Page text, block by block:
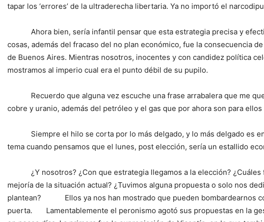
tapar los ‘errores’ de la ultraderecha libertaria. Ya no importó el
Ahora bien, sería infantil pensar que esta estrategia precisa y
cosas, además del fracaso del no plan económico, fue la consecuencia
de Buenos Aires. Mientras nosotros, inocentes y con candidez política
mostramos al imperio cual era el punto débil de su pupilo.
Recuerdo que alguna vez escuche una frase arrabalera que me
cobre y uranio, además del petróleo y el gas que por ahora son para
Siempre el hilo se corta por lo más delgado, y lo más delgado es en
tema cuando pensamos que el lunes, post elección, sería un estallido
¿Y nosotros? ¿Con que estrategia llegamos a la elección? ¿Cuáles
mejoría de la situación actual? ¿Tuvimos alguna propuesta o solo nos
plantean? Ellos ya nos han mostrado que pueden bombardearnos
puerta. Lamentablemente el peronismo agotó sus propuestas en la